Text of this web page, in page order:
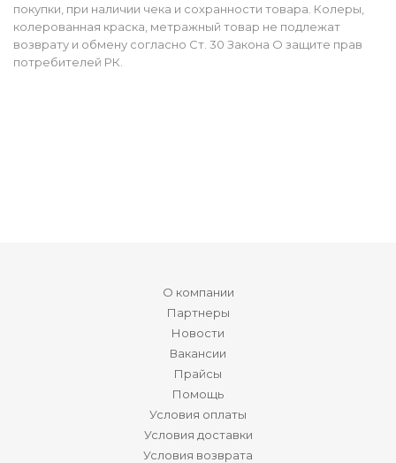
покупки, при наличии чека и сохранности товара. Колеры,
колерованная краска, метражный товар не подлежат
возврату и обмену согласно Ст. 30 Закона О защите прав
потребителей РК.
О компании
Партнеры
Новости
Вакансии
Прайсы
Помощь
Условия оплаты
Условия доставки
Условия возврата